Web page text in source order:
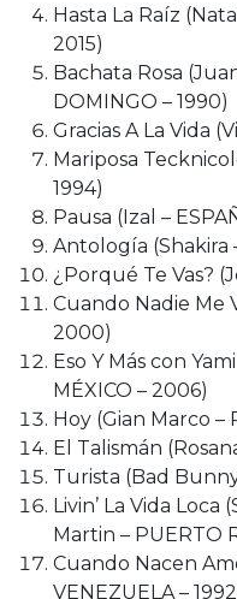
Hasta La Raíz
2015)
Bachata Rosa
DOMINGO – 1990)
Gracias A La Vida
Mariposa
1994)
Pausa (Izal –
Antología (Shakira
¿Porqué Te Vas?
Cuando Nadie Me
2000)
Eso Y Más con
MÉXICO – 2006)
Hoy (Gian Marco –
El Talismán
Turista (Bad
Livin’ La Vida
Martin – PUERTO
Cuando Nacen
VENEZUELA –